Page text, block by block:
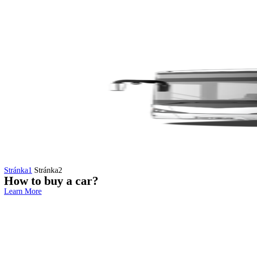
Stránka1 Stránka2
How to buy a car?
Learn More